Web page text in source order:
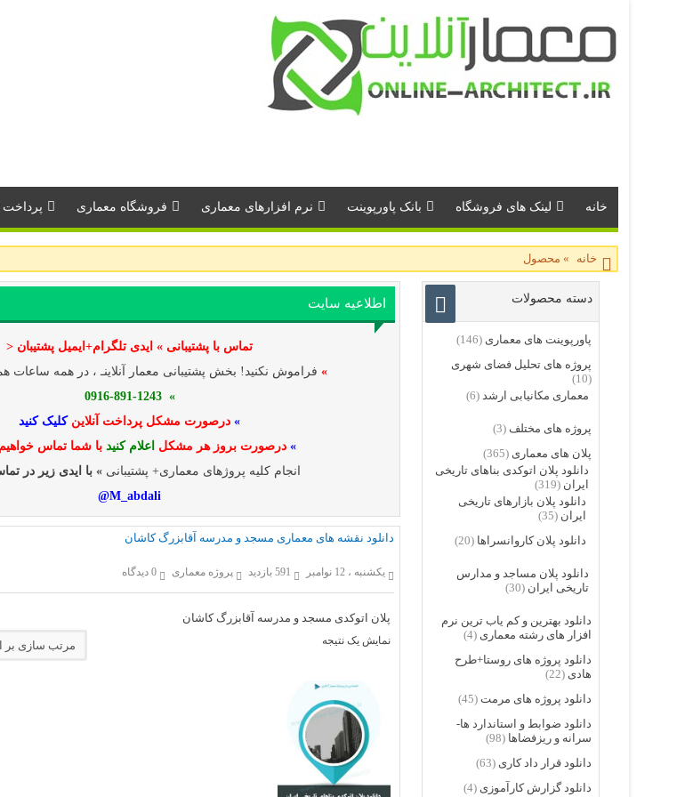
خانه لینک های فروشگاه بانک پاورپوینت نرم افزارهای معماری فروشگاه معماری
خانه » محصول
اطلاعیه سایت
تماس با پشتیبانی » ایدی تلگرام+ایمیل پشتیبان <
» فراموش نکنید! بخش پشتیبانی معمار آنلاینـ ، در همه
» 0916-891-1243
»درصورت مشکل پرداخت آنلاینکلیک کنید
»درصورت بروز هر مشکل اعلام کنیدبا شما تماس
انجام کلیه پروژهای معماری+ پشتیبانی» با ایدی زیر در
M_abdali@
دانلود نقشه های معماری مسجد و مدرسه آقابزرگ کاشان
یکشنبه ، 12 نوامبر 591 بازدید پروژه معماری 0 دیدگاه
پلان اتوکدی مسجد و مدرسه آقابزرگ کاشان
نمایش یک نتیجه
دسته محصولات
پاورپوینت های معماری (146)
پروژه های تحلیل فضای شهری
(10)
معماری مکانیابی ارشد (6)
پروژه های مختلف (3)
پلان های معماری (365)
دانلود پلان اتوکدی بناهای تاریخی
ایران (319)
دانلود پلان بازارهای تاریخی
ایران (35)
دانلود پلان کاروانسراها (20)
دانلود پلان مساجد و مدارس
تاریخی ایران (30)
دانلود بهترین و کم یاب ترین نرم
افزار های رشته معماری (4)
دانلود پروژه های روستا+طرح
هادی (22)
دانلود پروژه های مرمت (45)
دانلود ضوابط و استاندارد ها-
سرانه و ریزفضاها (98)
دانلود قرار داد کاری (63)
دانلود گزارش کارآموزی (4)